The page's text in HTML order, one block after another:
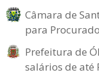
Câmara de
para
Prefeitura de
salários de até